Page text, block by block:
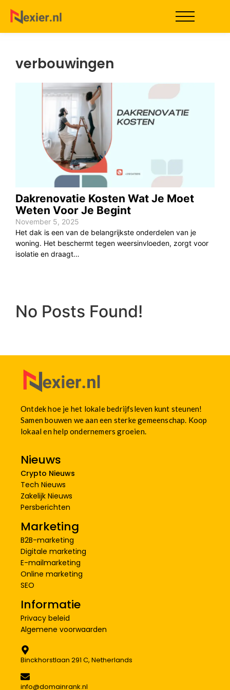
verbouwingen
Dakrenovatie Kosten Wat Je Moet
Weten Voor Je Begint
November 5, 2025
Het dak is een van de belangrijkste onderdelen van je
woning. Het beschermt tegen weersinvloeden, zorgt voor
isolatie en draagt…
No Posts Found!
Ontdek hoe je het lokale bedrijfsleven kunt steunen!
Samen bouwen we aan een sterke gemeenschap. Koop
lokaal en help ondernemers groeien.
Nieuws
Crypto Nieuws
Tech Nieuws
Zakelijk Nieuws
Persberichten
Marketing
B2B-marketing
Digitale marketing
E-mailmarketing
Online marketing
SEO
Informatie
Privacy beleid
Algemene voorwaarden
Binckhorstlaan 291 C, Netherlands
info@domainrank.nl